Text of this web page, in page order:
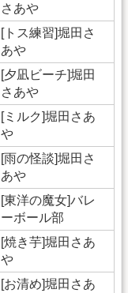
さあや
[トス練習]堀田さ
あや
[夕凪ビーチ]堀田
さあや
[ミルク]堀田さあ
や
[雨の怪談]堀田さ
あや
[東洋の魔女]バレ
ーボール部
[焼き芋]堀田さあ
や
[お清め]堀田さあ